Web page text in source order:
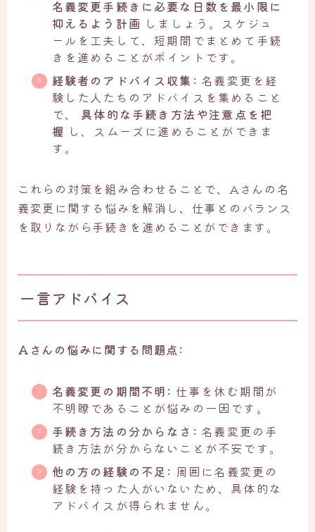
名義変更手続きに必要な日数を最小限に
抑えるよう計画 しましょう。スケジュ
ールを工夫して、短期間でまとめて手続
きを進めることがポイントです。
経験者のアドバイス収集: 名義変更を経
験した人たちのアドバイスを集めること
で、 具体的な手続き方法や注意点を把
握 し、スムーズに進めることができま
す。
これらの対策を組み合わせることで、Aさんの名
義変更に関する悩みを解消し、仕事とのバランス
を取りながら手続きを進めることができます。
一言アドバイス
Aさんの悩みに関する問題点:
名義変更の期間不明: 仕事を休む期間が
不明瞭であることが悩みの一因です。
手続き方法の分からなさ: 名義変更の手
続き方法が分からないことが不安です。
他の方の経験の不足: 周囲に名義変更の
経験を持った人がいないため、具体的な
アドバイスが得られません。